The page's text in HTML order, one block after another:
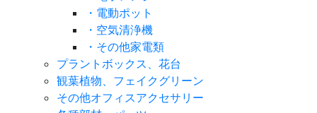
・電動ポット
・空気清浄機
・その他家電類
プラントボックス、花台
観葉植物、フェイクグリーン
その他オフィスアクセサリー